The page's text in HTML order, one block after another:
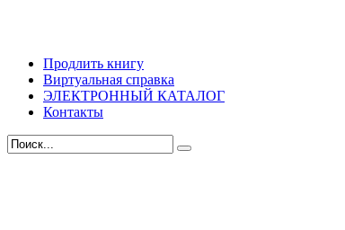
Продлить книгу
Виртуальная справка
ЭЛЕКТРОННЫЙ КАТАЛОГ
Контакты